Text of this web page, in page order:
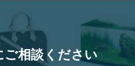
ご相談ください